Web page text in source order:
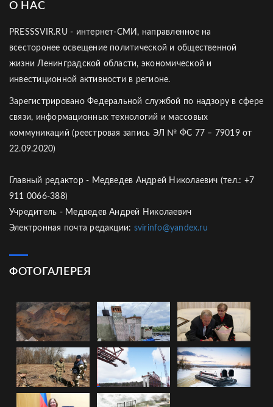
О НАС
PRESSSVIR.RU - интернет-СМИ, направленное на
всесторонее освещение политической и общественной
жизни Ленинградской области, экономической и
инвестиционной активности в регионе.
Зарегистрировано Федеральной службой по надзору в сфере
связи, информационных технологий и массовых
коммуникаций (реестровая запись ЭЛ № ФС 77 – 79019 от
22.09.2020)
Главный редактор - Медведев Андрей Николаевич (тел.: +7
911 0066-388)
Учредитель - Медведев Андрей Николаевич
Электронная почта редакции: svirinfo@yandex.ru
ФОТОГАЛЕРЕЯ